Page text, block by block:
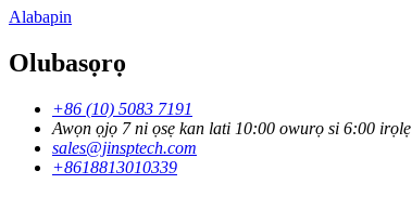
Alabapin
Olubasọrọ
+86 (10) 5083 7191
Awọn ọjọ 7 ni ọsẹ kan lati 10:00 owurọ si 6:00 irọlẹ
sales@jinsptech.com
+8618813010339